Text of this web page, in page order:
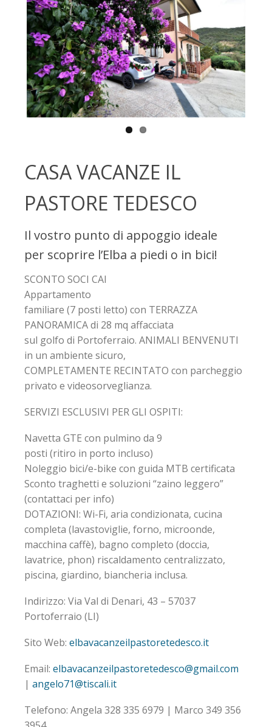
CASA VACANZE IL
PASTORE TEDESCO
Il vostro punto di appoggio ideale
per scoprire l’Elba a piedi o in bici!
SCONTO SOCI CAI
Appartamento
familiare (7 posti letto) con TERRAZZA
PANORAMICA di 28 mq affacciata
sul golfo di Portoferraio. ANIMALI BENVENUTI
in un ambiente sicuro,
COMPLETAMENTE RECINTATO con parcheggio
privato e videosorveglianza.
SERVIZI ESCLUSIVI PER GLI OSPITI:
Navetta GTE con pulmino da 9
posti (ritiro in porto incluso)
Noleggio bici/e-bike con guida MTB certificata
Sconto traghetti e soluzioni “zaino leggero”
(contattaci per info)
DOTAZIONI: Wi-Fi, aria condizionata, cucina
completa (lavastoviglie, forno, microonde,
macchina caffè), bagno completo (doccia,
lavatrice, phon) riscaldamento centralizzato,
piscina, giardino, biancheria inclusa.
Indirizzo: Via Val di Denari, 43 – 57037
Portoferraio (LI)
Sito Web: elbavacanzeilpastoretedesco.it
Email: elbavacanzeilpastoretedesco@gmail.com
| angelo71@tiscali.it
Telefono: Angela 328 335 6979 | Marco 349 356